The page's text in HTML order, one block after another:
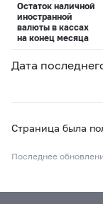
Остаток наличной
иностранной
валюты в кассах
на конец месяца
Дата
Страница была
Последнее